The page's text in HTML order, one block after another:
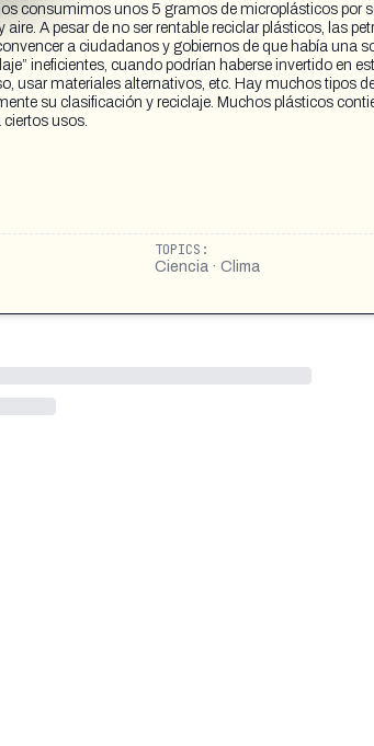
consumimos unos 5 gramos de microplásticos por
A pesar de no ser rentable reciclar plásticos, las
a ciudadanos y gobiernos de que había una
ineficientes, cuando podrían haberse invertido en
usar materiales alternativos, etc. Hay muchos tipos
su clasificación y reciclaje. Muchos plásticos
usos.
TOPICS:
Ciencia · Clima